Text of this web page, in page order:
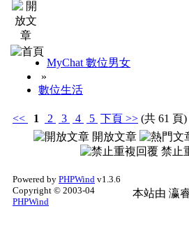
MyChat 數位男女
»
數位生活
<< 1 2 3 4 5 下頁 >> (共 61 頁)
開放文章
禁止
Powered by PHPWind v1.3.6
Copyright © 2003-04
PHPWind
本站由 瀛